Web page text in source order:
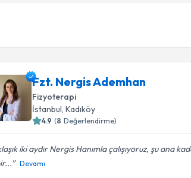
Fzt. Nergis Ademhan
Fizyoterapi
İstanbul , Kadıköy
4.9 (8 Değerlendirme)
iki aydır Nergis Hanımla çalışıyoruz, şu ana
Devamı